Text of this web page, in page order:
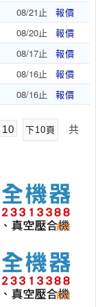
08/21止 報價
08/20止 報價
08/17止 報價
08/16止 報價
08/16止 報價
10 下10頁
共